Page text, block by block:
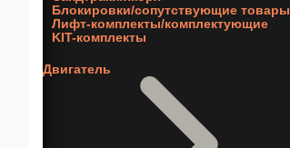
Блокировки/сопутствующие товары
Лифт-комплекты/комплектующие
KIT-комплекты
Двигатель